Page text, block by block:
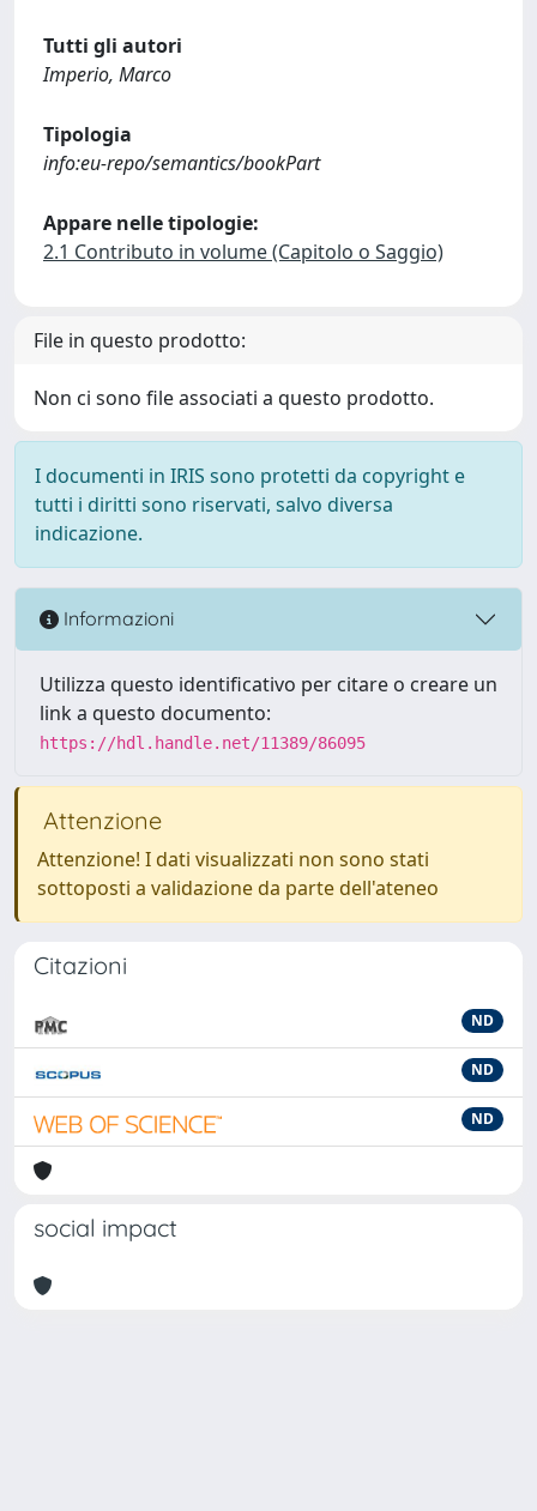
Tutti gli autori
Imperio, Marco
Tipologia
info:eu-repo/semantics/bookPart
Appare nelle tipologie:
2.1 Contributo in volume (Capitolo o Saggio)
File in questo prodotto:
Non ci sono file associati a questo prodotto.
I documenti in IRIS sono protetti da copyright e
tutti i diritti sono riservati, salvo diversa
indicazione.
Informazioni
Utilizza questo identificativo per citare o creare un
link a questo documento:
https://hdl.handle.net/11389/86095
Attenzione
Attenzione! I dati visualizzati non sono stati
sottoposti a validazione da parte dell'ateneo
Citazioni
ND
ND
ND
social impact